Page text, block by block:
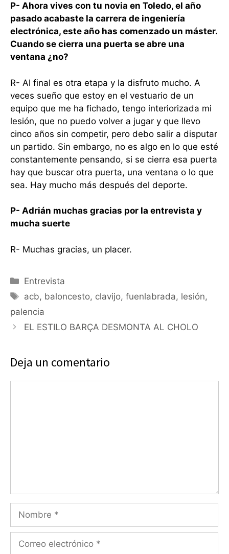
P- Ahora vives con tu novia en Toledo, el año
pasado acabaste la carrera de ingeniería
electrónica, este año has comenzado un máster.
Cuando se cierra una puerta se abre una
ventana ¿no?
R- Al final es otra etapa y la disfruto mucho. A
veces sueño que estoy en el vestuario de un
equipo que me ha fichado, tengo interiorizada mi
lesión, que no puedo volver a jugar y que llevo
cinco años sin competir, pero debo salir a disputar
un partido. Sin embargo, no es algo en lo que esté
constantemente pensando, si se cierra esa puerta
hay que buscar otra puerta, una ventana o lo que
sea. Hay mucho más después del deporte.
P- Adrián muchas gracias por la entrevista y
mucha suerte
R- Muchas gracias, un placer.
Categorías
Entrevista
Etiquetas
acb, baloncesto, clavijo,fuenlabrada, lesión,
palencia
EL ESTILO BARÇA DESMONTA AL CHOLO
Deja un comentario
electrónico